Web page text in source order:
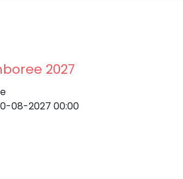
2027
08-2027 00:00